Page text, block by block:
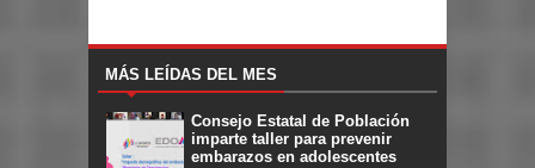
MÁS LEÍDAS DEL MES
Consejo Estatal de Población
imparte taller para prevenir
embarazos en adolescentes